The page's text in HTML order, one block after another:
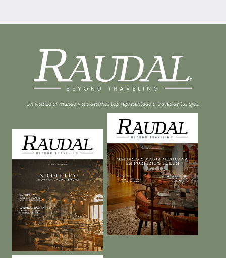
Un vistazo al mundo y sus destinos top representado a través de tus ojos.